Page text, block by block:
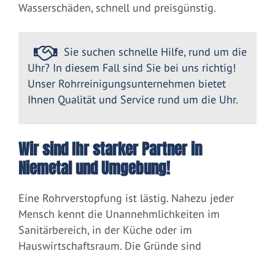
Wasserschäden, schnell und preisgünstig.
Sie suchen schnelle Hilfe, rund um die
Uhr? In diesem Fall sind Sie bei uns richtig!
Unser Rohrreinigungsunternehmen bietet
Ihnen Qualität und Service rund um die Uhr.
Wir sind Ihr starker Partner in
Niemetal und Umgebung!
Eine Rohrverstopfung ist lästig. Nahezu jeder
Mensch kennt die Unannehmlichkeiten im
Sanitärbereich, in der Küche oder im
Hauswirtschaftsraum. Die Gründe sind